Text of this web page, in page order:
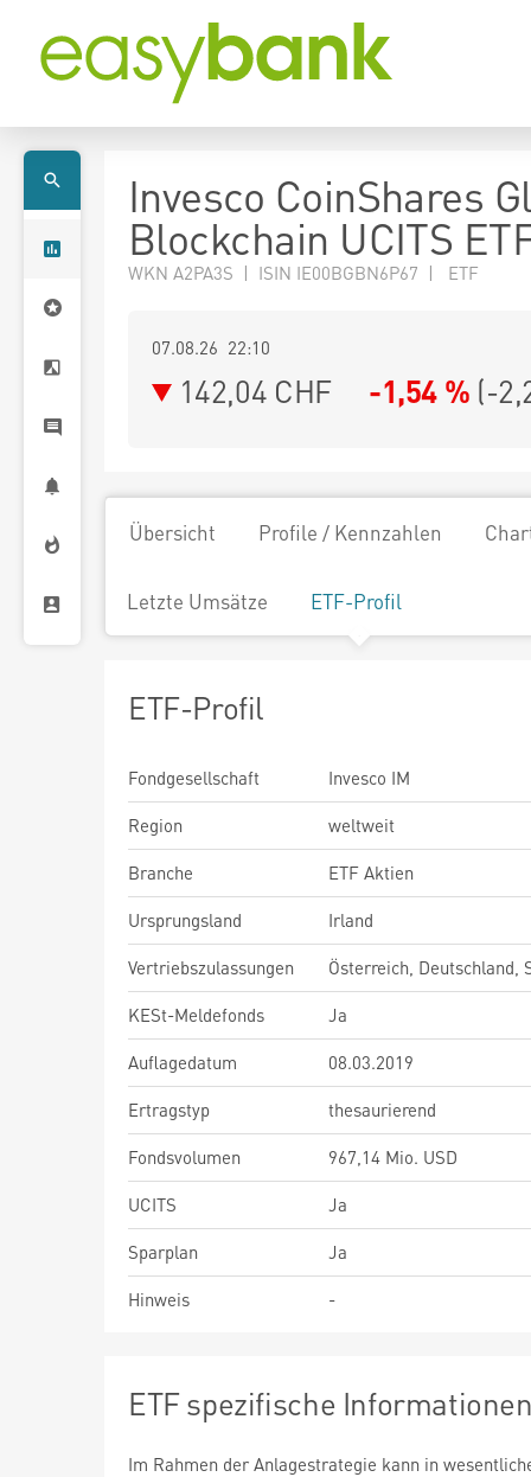
Invesco CoinShares
Blockchain UCITS
WKN A2PA3S | ISIN IE00BGBN6P67 | ETF
07.08.26 22:10
142,04 CHF -1,54 % (-
Übersicht Profile / Kennzahlen
Letzte Umsätze ETF-Profil
ETF-Profil
Fondgesellschaft
Invesco IM
Region
weltweit
Branche
ETF Aktien
Ursprungsland
Irland
Vertriebszulassungen
Österreich, Deutschland,
KESt-Meldefonds
Ja
Auflagedatum
08.03.2019
Ertragstyp
thesaurierend
Fondsvolumen
967,14 Mio. USD
UCITS
Ja
Sparplan
Ja
Hinweis
-
ETF spezifische
Im Rahmen der Anlagestrategie kann in